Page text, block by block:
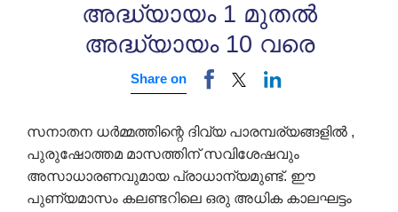
അദ്ധ്യായം 1 മുതൽ
അദ്ധ്യായം 10 വരെ
Share on
സനാതന ധർമ്മത്തിന്റെ ദിവ്യ പാരമ്പര്യങ്ങളിൽ ,
പുരുഷോത്തമ മാസത്തിന് സവിശേഷവും
അസാധാരണവുമായ പ്രാധാന്യമുണ്ട്. ഈ
പുണ്യമാസം കലണ്ടറിലെ ഒരു അധിക കാലഘട്ടം